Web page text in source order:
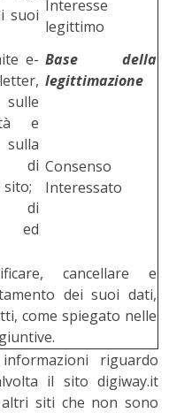
suoi Interesse
legittimo
e-
sulle
e
di
di
ed
Base della
legittimazione
Consenso
Interessato
cancellare e
dei suoi dati,
come spiegato nelle
riguardo
il sito digiway.it
siti che non sono